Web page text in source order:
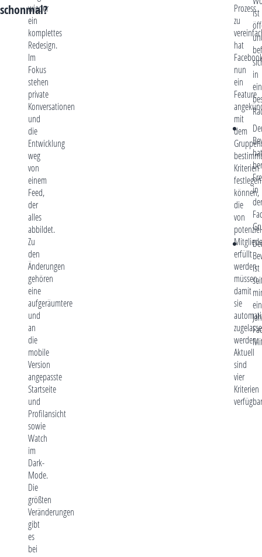
schonmal?
wieder
ein
komplettes
Redesign.
Im
Fokus
stehen
private
Konversationen
und
die
Entwicklung
weg
von
einem
Feed,
der
alles
abbildet.
Zu
den
Änderungen
gehören
eine
aufgeräumtere
und
an
die
mobile
Version
angepasste
Startseite
und
Profilansicht
sowie
Watch
im
Dark-
Mode.
Die
größten
Veränderungen
gibt
es
bei
Prozess
zu
hat
nun
ein
Feature
mit
dem
Kriterien
festlegen
können,
die
von
erfüllt
werden
müssen,
damit
sie
werden.
Aktuell
sind
vier
Kriterien
ist
in
hat
in
der
ist